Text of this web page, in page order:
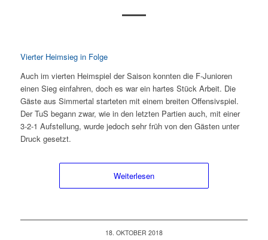
Vierter Heimsieg in Folge
Auch im vierten Heimspiel der Saison konnten die F-Junioren
einen Sieg einfahren, doch es war ein hartes Stück Arbeit. Die
Gäste aus Simmertal starteten mit einem breiten Offensivspiel.
Der TuS begann zwar, wie in den letzten Partien auch, mit einer
3-2-1 Aufstellung, wurde jedoch sehr früh von den Gästen unter
Druck gesetzt.
Weiterlesen
18. OKTOBER 2018